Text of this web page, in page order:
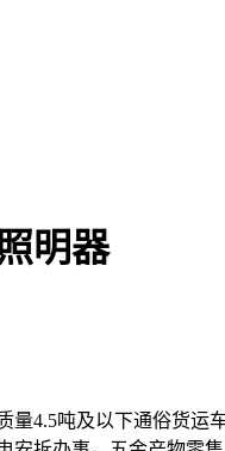
明器
吨及以下通俗货运